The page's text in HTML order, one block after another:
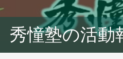
秀憧塾の活動